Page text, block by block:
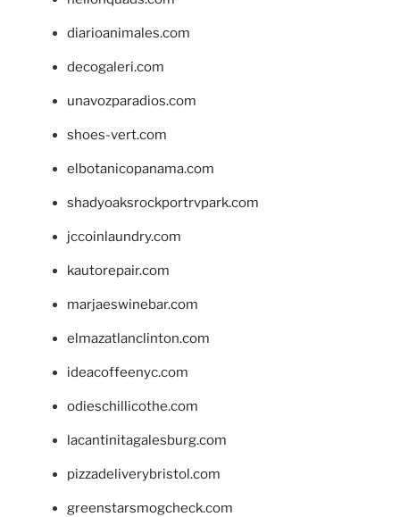
diarioanimales.com
decogaleri.com
unavozparadios.com
shoes-vert.com
elbotanicopanama.com
shadyoaksrockportrvpark.com
jccoinlaundry.com
kautorepair.com
marjaeswinebar.com
elmazatlanclinton.com
ideacoffeenyc.com
odieschillicothe.com
lacantinitagalesburg.com
pizzadeliverybristol.com
greenstarsmogcheck.com